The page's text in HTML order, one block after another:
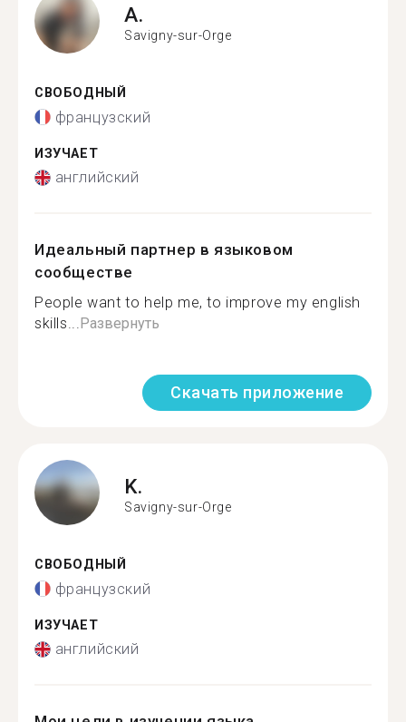
A.
Savigny-sur-Orge
СВОБОДНЫЙ
французский
ИЗУЧАЕТ
английский
Идеальный партнер в языковом
сообществе
People want to help me, to improve my english
skills...Развернуть
Скачать приложение
K.
Savigny-sur-Orge
СВОБОДНЫЙ
французский
ИЗУЧАЕТ
английский